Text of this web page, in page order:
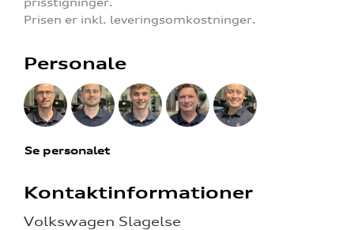
Prisen er inkl. leveringsomkostninger.
Personale
Se personalet
Kontaktinformationer
Volkswagen Slagelse